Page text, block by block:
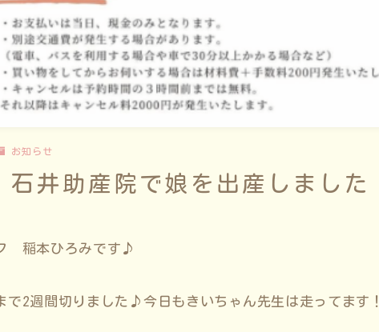
お知らせ
石井助産院で娘を出産しました
稲本ひろみです♪
で2週間切りました♪今日もきいちゃん先生は走ってます！